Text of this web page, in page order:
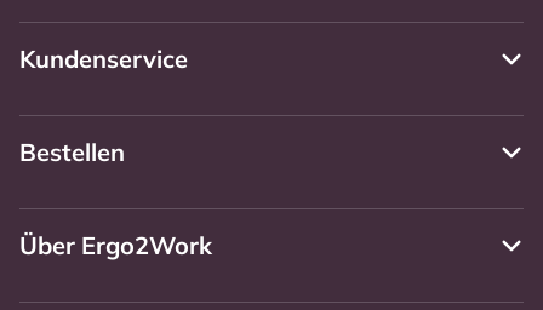
Kundenservice
Bestellen
Über Ergo2Work